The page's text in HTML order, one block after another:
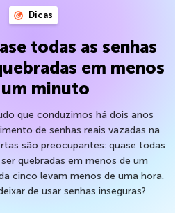
Dicas
todas as senhas
em menos
minuto
que conduzimos há dois anos
de senhas reais vazadas na
são preocupantes: quase todas
quebradas em menos de um
cinco levam menos de uma hora.
de usar senhas inseguras?